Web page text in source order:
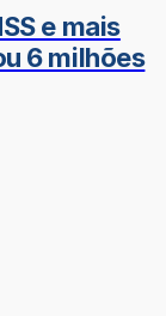
e mais
6 milhões